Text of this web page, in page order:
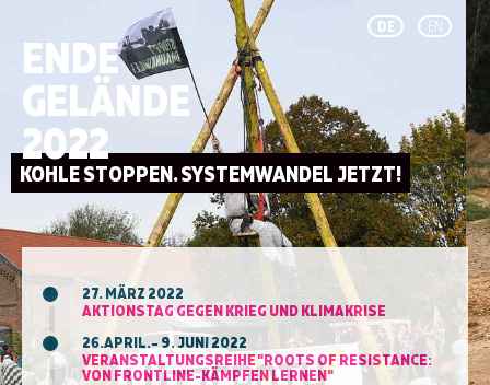
DE EN
ENDE
GELÄNDE
2022
27. MÄRZ 2022
AKTIONSTAG GEGEN KRIEG UND KLIMAKRISE
26.APRIL.– 9. JUNI 2022
VERANSTALTUNGSREIHE "ROOTS OF RESISTANCE:
VON FRONTLINE-KÄMPFEN LERNEN"